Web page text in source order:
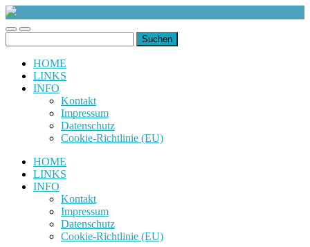
uiuiuiuiuiuiui.de
Toggle
mobile
Toggle
search
nach:
HOME
LINKS
INFO
Kontakt
Impressum
Datenschutz
Cookie-Richtlinie (EU)
HOME
LINKS
INFO
Kontakt
Impressum
Datenschutz
Cookie-Richtlinie (EU)